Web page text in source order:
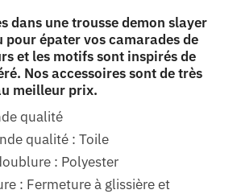
dans une trousse demon slayer
épater vos camarades de
et les motifs sont inspirés de
Nos accessoires sont de très
meilleur prix.
qualité
qualité : Toile
: Polyester
: Fermeture à glissière et